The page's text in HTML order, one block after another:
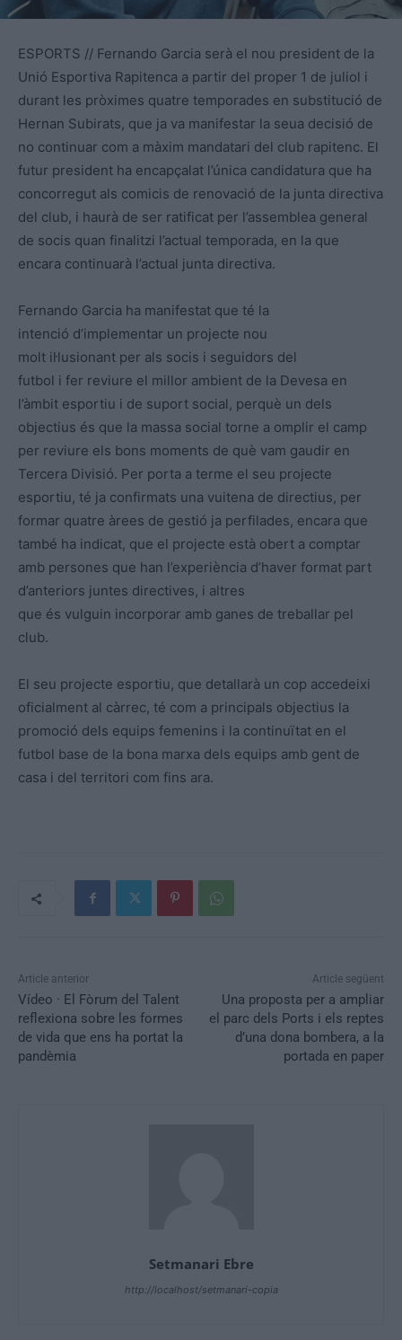
ESPORTS // Fernando Garcia serà el nou president de la
Unió Esportiva Rapitenca a partir del proper 1 de juliol i
durant les pròximes quatre temporades en substitució de
Hernan Subirats, que ja va manifestar la seua decisió de
no continuar com a màxim mandatari del club rapitenc. El
futur president ha encapçalat l’única candidatura que ha
concorregut als comicis de renovació de la junta directiva
del club, i haurà de ser ratificat per l’assemblea general
de socis quan finalitzi l’actual temporada, en la que
encara continuarà l’actual junta directiva.
Fernando Garcia ha manifestat que té la
intenció d’implementar un projecte nou
molt il·lusionant per als socis i seguidors del
futbol i fer reviure el millor ambient de la Devesa en
l’àmbit esportiu i de suport social, perquè un dels
objectius és que la massa social torne a omplir el camp
per reviure els bons moments de què vam gaudir en
Tercera Divisió. Per porta a terme el seu projecte
esportiu, té ja confirmats una vuitena de directius, per
formar quatre àrees de gestió ja perfilades, encara que
també ha indicat, que el projecte està obert a comptar
amb persones que han l’experiència d’haver format part
d’anteriors juntes directives, i altres
que és vulguin incorporar amb ganes de treballar pel
club.
El seu projecte esportiu, que detallarà un cop accedeixi
oficialment al càrrec, té com a principals objectius la
promoció dels equips femenins i la continuïtat en el
futbol base de la bona marxa dels equips amb gent de
casa i del territori com fins ara.
Article anterior
Vídeo · El Fòrum del Talent
reflexiona sobre les formes
de vida que ens ha portat la
pandèmia
Article següent
Una proposta per a ampliar
el parc dels Ports i els reptes
d’una dona bombera, a la
portada en paper
Setmanari Ebre
http://localhost/setmanari-copia